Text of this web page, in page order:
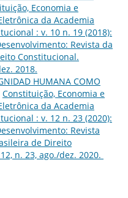
Economia e
da Academia
: v. 10 n. 19 (2018):
Revista da
Constitucional.
2018.
HUMANA COMO
Constituição, Economia e
da Academia
: v. 12 n. 23 (2020):
Revista
de Direito
n. 23, ago./dez. 2020.